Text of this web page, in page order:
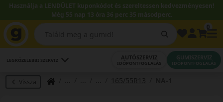
Használja a LENDÜLET kuponkódot és szereltessen kedvezményesen!
Még 55 nap 13 óra 36 perc 34 másodperc.
LEGKÖZELEBBI SZERVIZ AUTÓSZERVIZ
IDŐPONTFOGLALÁS
GUMISZERVIZ
IDŐPONTFOGLALÁS
Vissza 165/55R13